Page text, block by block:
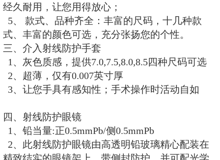
护边型铅眼镜
通用型铅眼镜